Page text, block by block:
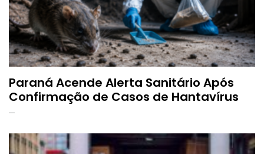
Paraná Acende Alerta Sanitário Após
Confirmação de Casos de Hantavírus